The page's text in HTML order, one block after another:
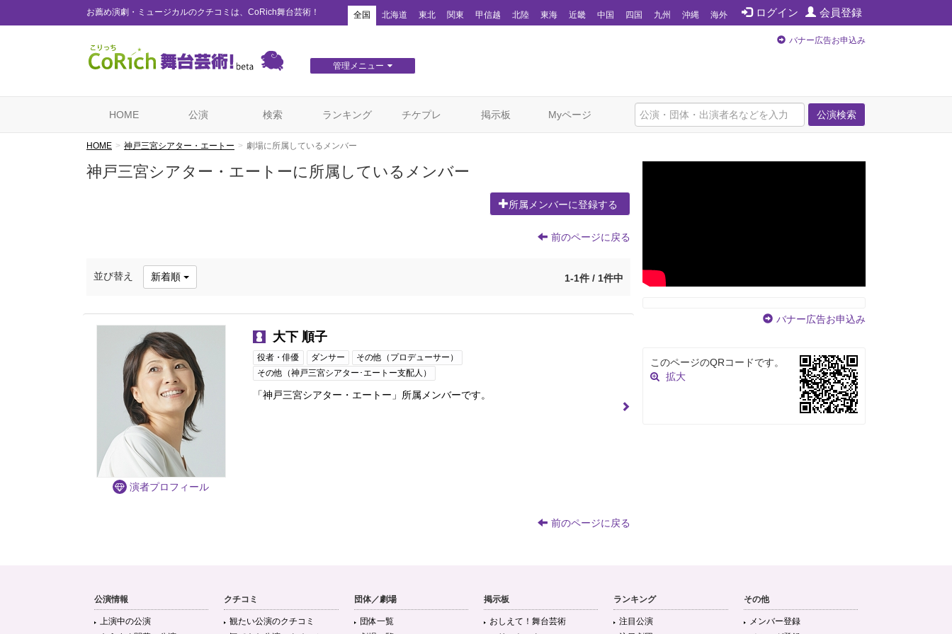
お薦め演劇・ミュージカルのクチコミは、CoRich舞台芸術！ ログイン 会員登録
全国 北海道 東北 関東 甲信越 北陸 東海 近畿 中国 四国 九州 沖縄 海外
管理メニュー
バナー広告お申込み
公演検索
HOME 公演 検索 ランキング チケプレ 掲示板 Myページ
HOME 神戸三宮シアター・エートー 劇場に所属しているメンバー
神戸三宮シアター・エートーに所属しているメンバー
所属メンバーに登録する
前のページに戻る
並び替え 新着順 1-1件 / 1件中
大下 順子
役者・俳優 ダンサー
その他（プロデューサー）
その他（神戸三宮シアター･エートー支配人）
「神戸三宮シアター・エートー」所属メンバーです。
演者プロフィール
前のページに戻る
バナー広告お申込み
このページのQRコードです。
拡大
公演情報
上演中の公演
クチコミ
観たい公演のクチコミ
団体／劇場
団体一覧
掲示板
おしえて！舞台芸術
ランキング
注目公演
その他
メンバー登録